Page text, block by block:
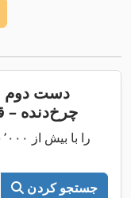
دست دوم
چرخ‌دنده – قطر چرخ
جستجو کردن